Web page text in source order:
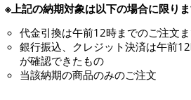
※上記の納期対象は以下の場合に限りま
代金引換は午前12時までのご注文
銀行振込、クレジット決済は午前
が確認できたもの
当該納期の商品のみのご注文